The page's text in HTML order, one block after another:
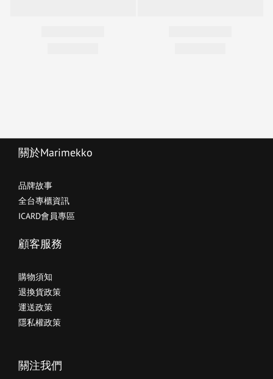
關於Marimekko
品牌故事
全台專櫃資訊
ICARD會員專區
顧客服務
購物須知
退換貨政策
運送政策
隱私權政策
關注我們